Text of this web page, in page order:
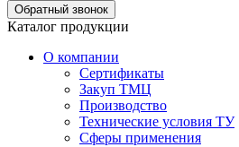
Каталог продукции
О компании
Сертификаты
Закуп ТМЦ
Производство
Технические условия ТУ
Сферы применения